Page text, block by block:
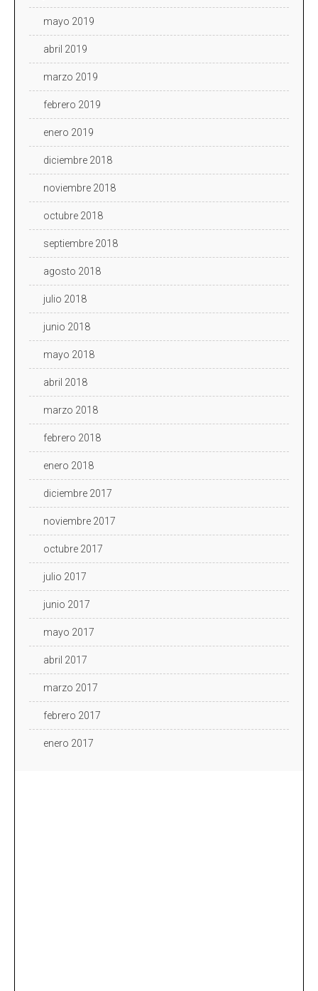
mayo 2019
abril 2019
marzo 2019
febrero 2019
enero 2019
diciembre 2018
noviembre 2018
octubre 2018
septiembre 2018
agosto 2018
julio 2018
junio 2018
mayo 2018
abril 2018
marzo 2018
febrero 2018
enero 2018
diciembre 2017
noviembre 2017
octubre 2017
julio 2017
junio 2017
mayo 2017
abril 2017
marzo 2017
febrero 2017
enero 2017